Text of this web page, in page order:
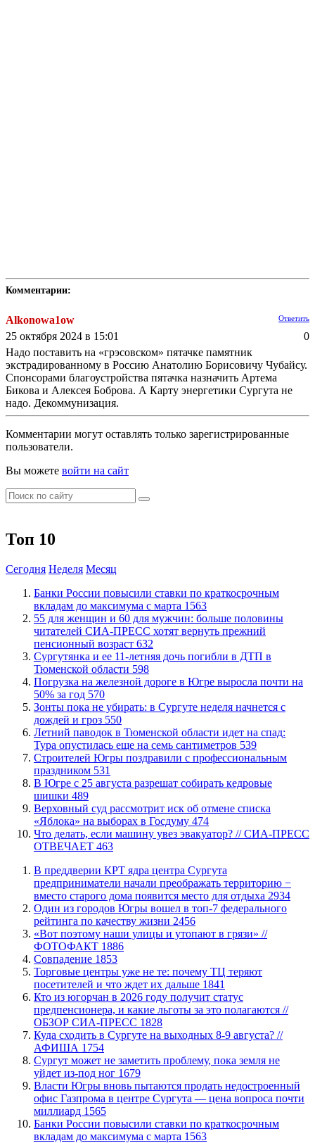
Комментарии:
Alkonowa1ow Ответить
0
25 октября 2024 в 15:01
Надо поставить на «грэсовском» пятачке памятник
экстрадированному в Россию Анатолию Борисовичу Чубайсу.
Спонсорами благоустройства пятачка назначить Артема
Бикова и Алексея Боброва. А Карту энергетики Сургута не
надо. Декоммунизация.
Комментарии могут оставлять только зарегистрированные
пользователи.
Вы можете войти на сайт
Топ 10
Сегодня Неделя Месяц
​Банки России повысили ставки по краткосрочным
вкладам до максимума с марта 1563
​55 для женщин и 60 для мужчин: больше половины
читателей СИА-ПРЕСС хотят вернуть прежний
пенсионный возраст 632
Сургутянка и ее 11-летняя дочь погибли в ДТП в
Тюменской области 598
​Погрузка на железной дороге в Югре выросла почти на
50% за год 570
​Зонты пока не убирать: в Сургуте неделя начнется с
дождей и гроз 550
​Летний паводок в Тюменской области идет на спад:
Тура опустилась еще на семь сантиметров 539
​Строителей Югры поздравили с профессиональным
праздником 531
​В Югре с 25 августа разрешат собирать кедровые
шишки 489
​Верховный суд рассмотрит иск об отмене списка
«Яблока» на выборах в Госдуму 474
​Что делать, если машину увез эвакуатор? // СИА-ПРЕСС
ОТВЕЧАЕТ 463
​В преддверии КРТ ядра центра Сургута
предприниматели начали преображать территорию −
вместо старого дома появится место для отдыха 2934
Один из городов Югры вошел в топ-7 федерального
рейтинга по качеству жизни 2456
«Вот поэтому наши улицы и утопают в грязи» //
ФОТОФАКТ 1886
​Совпадение 1853
Торговые центры уже не те: почему ТЦ теряют
посетителей и что ждет их дальше 1841
Кто из югорчан в 2026 году получит статус
предпенсионера, и какие льготы за это полагаются //
ОБЗОР СИА-ПРЕСС 1828
​Куда сходить в Сургуте на выходных 8-9 августа? //
АФИША 1754
Сургут может не заметить проблему, пока земля не
уйдет из-под ног 1679
Власти Югры вновь пытаются продать недостроенный
офис Газпрома в центре Сургута — цена вопроса почти
миллиард 1565
​Банки России повысили ставки по краткосрочным
вкладам до максимума с марта 1563